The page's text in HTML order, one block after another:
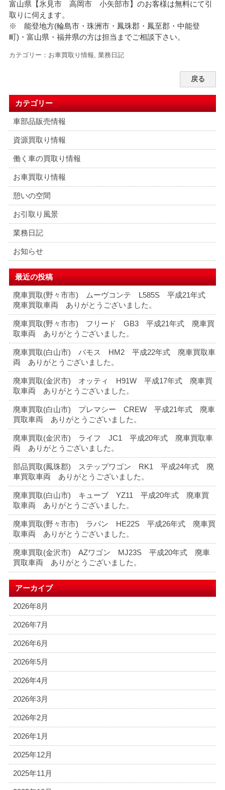
富山県【氷見市 高岡市 小矢部市】のお客様は無料にて引
取りに伺えます。
※ 能登地方(輪島市・珠洲市・ 鳳珠郡・鳳至郡・中能登
町)・富山県・福井県の方は担当までご相談下さい。
カテゴリー： お車買取り情報, 業務日記
戻る
カテゴリー
車部品販売情報
資源買取り情報
働く車の買取り情報
お車買取り情報
憩いの空間
お引取り風景
業務日記
お知らせ
最近の投稿
廃車買取(野々市市) ムーヴコンテ L585S 平成21年式
廃車買取車両 ありがとうございました。
廃車買取(野々市市) フリード GB3 平成21年式 廃車買
取車両 ありがとうございました。
廃車買取(白山市) バモス HM2 平成22年式 廃車買取車
両 ありがとうございました。
廃車買取(金沢市) オッティ H91W 平成17年式 廃車買
取車両 ありがとうございました。
廃車買取(白山市) プレマシー CREW 平成21年式 廃車
買取車両 ありがとうございました。
廃車買取(金沢市) ライフ JC1 平成20年式 廃車買取車
両 ありがとうございました。
部品買取(鳳珠郡) ステップワゴン RK1 平成24年式 廃
車買取車両 ありがとうございました。
廃車買取(白山市) キューブ YZ11 平成20年式 廃車買
取車両 ありがとうございました。
廃車買取(野々市市) ラパン HE22S 平成26年式 廃車買
取車両 ありがとうございました。
廃車買取(金沢市) AZワゴン MJ23S 平成20年式 廃車
買取車両 ありがとうございました。
アーカイブ
2026年8月
2026年7月
2026年6月
2026年5月
2026年4月
2026年3月
2026年2月
2026年1月
2025年12月
2025年11月